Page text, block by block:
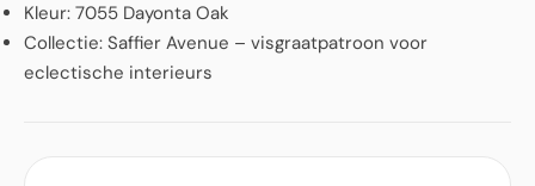
Kleur: 7055 Dayonta Oak
Collectie: Saffier Avenue – visgraatpatroon voor
eclectische interieurs